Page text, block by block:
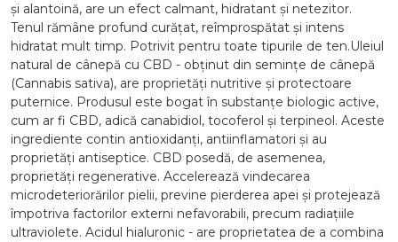
și alantoină, are un efect calmant, hidratant și netezitor.
Tenul rămâne profund curățat, reîmprospătat și intens
hidratat mult timp. Potrivit pentru toate tipurile de ten.Uleiul
natural de cânepă cu CBD - obținut din semințe de cânepă
(Cannabis sativa), are proprietăți nutritive și protectoare
puternice. Produsul este bogat în substanțe biologic active,
cum ar fi CBD, adică canabidiol, tocoferol și terpineol. Aceste
ingrediente contin antioxidanți, antiinflamatori și au
proprietăți antiseptice. CBD posedă, de asemenea,
proprietăți regenerative. Accelerează vindecarea
microdeteriorărilor pielii, previne pierderea apei și protejează
împotriva factorilor externi nefavorabili, precum radiațiile
ultraviolete. Acidul hialuronic - are proprietatea de a combina